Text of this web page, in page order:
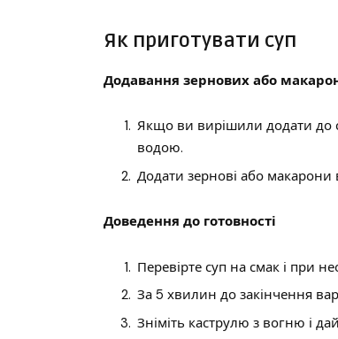
Як приготувати суп
Додавання зернових або
Якщо ви вирішили додати до
водою.
Додати зернові або макарони
Доведення до готовності
Перевірте суп на смак і при
За 5 хвилин до закінчення
Зніміть каструлю з вогню і